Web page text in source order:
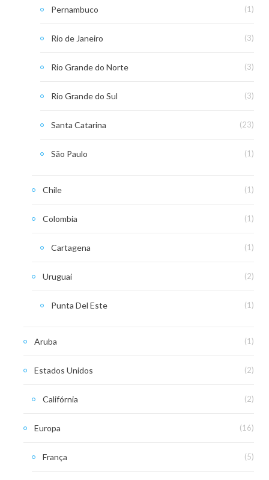
Pernambuco (1)
Rio de Janeiro (3)
Rio Grande do Norte (3)
Rio Grande do Sul (3)
Santa Catarina (23)
São Paulo (1)
Chile (1)
Colombia (1)
Cartagena (1)
Uruguai (2)
Punta Del Este (1)
Aruba (1)
Estados Unidos (2)
Califórnia (2)
Europa (16)
França (5)